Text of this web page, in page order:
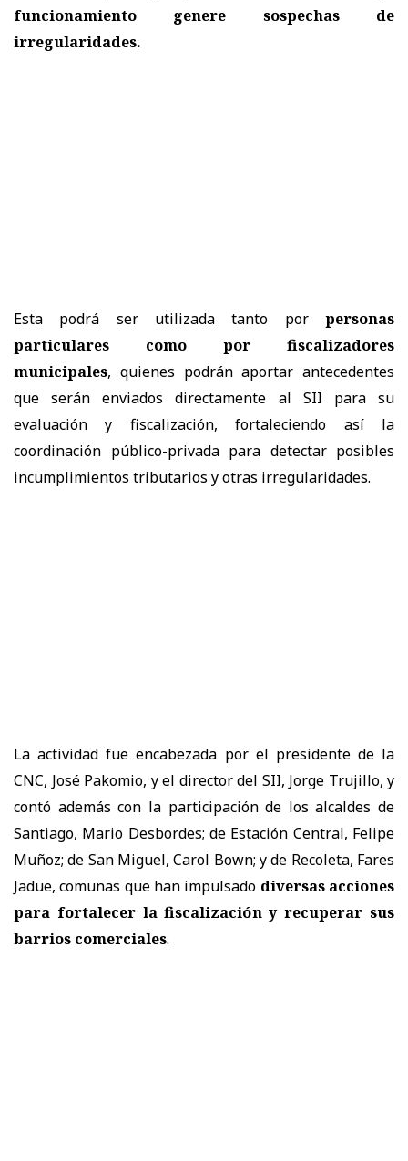
funcionamiento genere sospechas de
irregularidades.
Esta podrá ser utilizada tanto por personas
particulares como por fiscalizadores
municipales, quienes podrán aportar antecedentes
que serán enviados directamente al SII para su
evaluación y fiscalización, fortaleciendo así la
coordinación público-privada para detectar posibles
incumplimientos tributarios y otras irregularidades.
La actividad fue encabezada por el presidente de la
CNC, José Pakomio, y el director del SII, Jorge Trujillo, y
contó además con la participación de los alcaldes de
Santiago, Mario Desbordes; de Estación Central, Felipe
Muñoz; de San Miguel, Carol Bown; y de Recoleta, Fares
Jadue, comunas que han impulsado diversas acciones
para fortalecer la fiscalización y recuperar sus
barrios comerciales.